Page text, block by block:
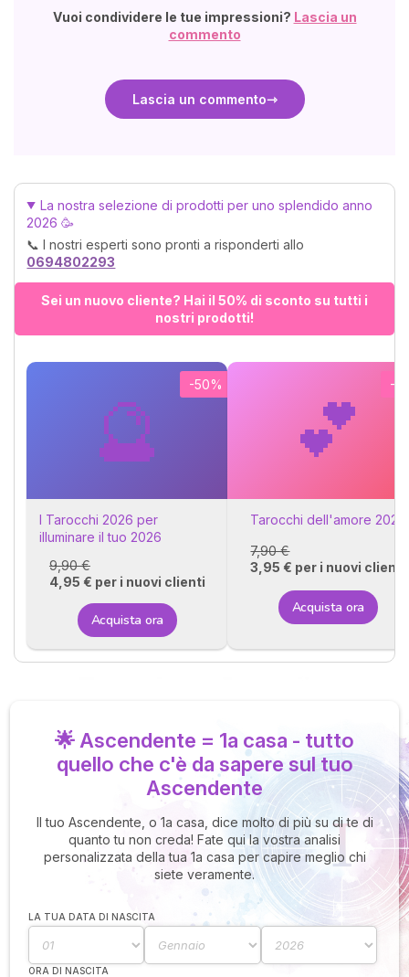
Vuoi condividere le tue impressioni? Lascia un
commento
Lascia un commento
La nostra selezione di prodotti per uno splendido anno
2026 🥳
📞 I nostri esperti sono pronti a risponderti allo
0694802293
Sei un nuovo cliente? Hai il 50% di sconto su tutti i
nostri prodotti!
-50%
🔮
I Tarocchi 2026 per
illuminare il tuo 2026
9,90 €
4,95 € per i nuovi clienti
Acquista ora
-
💕
Tarocchi dell'amore 2026
7,90 €
3,95 € per i nuovi clienti
Acquista ora
🌟 Ascendente = 1a casa - tutto
quello che c'è da sapere sul tuo
Ascendente
Il tuo Ascendente, o 1a casa, dice molto di più su di te di
quanto tu non creda! Fate qui la vostra analisi
personalizzata della tua 1a casa per capire meglio chi
siete veramente.
LA TUA DATA DI NASCITA
ORA DI NASCITA